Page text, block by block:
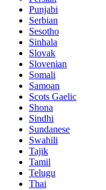
Punjabi
Serbian
Sesotho
Sinhala
Slovak
Slovenian
Somali
Samoan
Scots Gaelic
Shona
Sindhi
Sundanese
Swahili
Tajik
Tamil
Telugu
Thai